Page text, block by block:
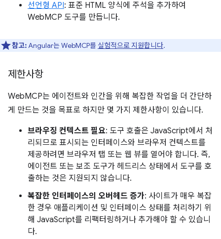
선언형 API: 표준 HTML 양식에 주석을 추가하여
WebMCP 도구를 만듭니다.
참고:Angular는 WebMCP를 실험적으로 지원합니다.
제한사항
WebMCP는 에이전트와 인간을 위해 복잡한 작업을 더 간단하
게 만드는 것을 목표로 하지만 몇 가지 제한사항이 있습니다.
브라우징 컨텍스트 필요: 도구 호출은 JavaScript에서 처
리되므로 표시되는 인터페이스와 브라우저 컨텍스트를
제공하려면 브라우저 탭 또는 웹 뷰를 열어야 합니다. 즉,
에이전트 또는 보조 도구가 헤드리스 상태에서 도구를 호
출하는 것은 지원되지 않습니다.
복잡한 인터페이스의 오버헤드 증가: 사이트가 매우 복잡
한 경우 애플리케이션 및 인터페이스 상태를 처리하기 위
해 JavaScript를 리팩터링하거나 추가해야 할 수 있습니
다.